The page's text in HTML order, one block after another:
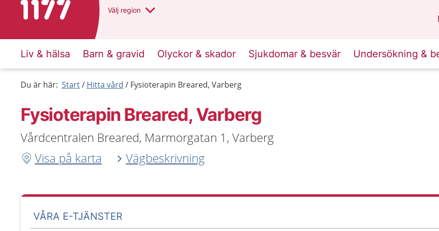
Till startsidan för 1177 Välj region
Liv & hälsa Barn & gravid Olyckor & skador Sjukdomar & besvär Undersökning &
Du är här: Start Hitta vård Fysioterapin Breared, Varberg
Fysioterapin Breared, Varberg
Vårdcentralen Breared, Marmorgatan 1, Varberg
Visa på karta
Vägbeskrivning
VÅRA E-TJÄNSTER